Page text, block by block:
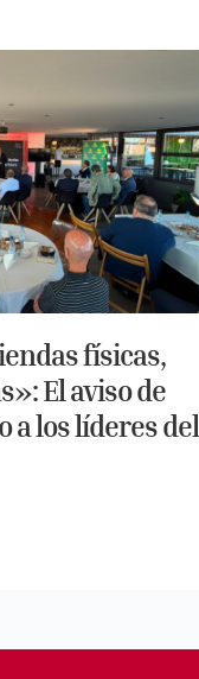
físicas,
El aviso de
a los líderes del